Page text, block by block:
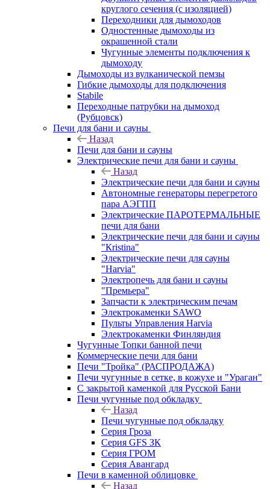
круглого сечения (с изоляцией)
Переходники для дымоходов
Одностенные дымоходы из
окрашенной стали
Чугунные элементы подключения к
дымоходу
Дымоходы из вулканической пемзы
Гибкие дымоходы для подключения
Stabile
Переходные патрубки на дымоход
(Рубцовск)
Печи для бани и сауны
Назад
Печи для бани и сауны
Электрические печи для бани и сауны
Назад
Электрические печи для бани и сауны
Автономные генераторы перегретого
пара АЭГПП
Электрические ПАРОТЕРМАЛЬНЫЕ
печи для бани
Электрические печи для бани и сауны
"Кristina"
Электрические печи для сауны
"Harvia"
Электропечь для бани и сауны
"Премьера"
Запчасти к электрическим печам
Электрокаменки SAWO
Пульты Управления Harvia
Электрокаменки Финляндия
Чугунные Топки банной печи
Коммерческие печи для бани
Печи "Тройка" (РАСПРОДАЖА)
Печи чугунные в сетке, в кожухе и "Ураган"
С закрытой каменкой для Русской Бани
Печи чугунные под обкладку
Назад
Печи чугунные под обкладку
Серия Гроза
Серия GFS ЗК
Серия ГРОМ
Серия Авангард
Печи в каменной облицовке
Назад